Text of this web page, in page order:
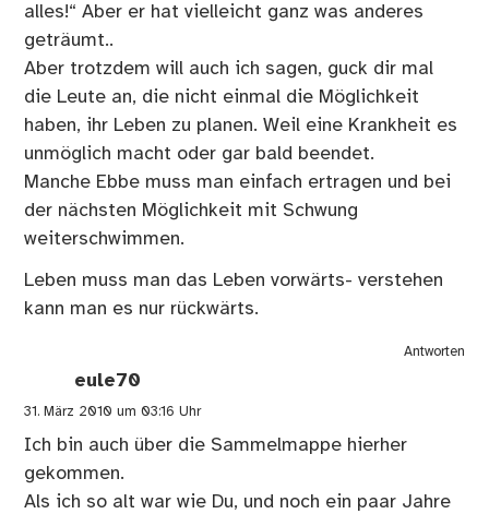
alles!“ Aber er hat vielleicht ganz was anderes
geträumt..
Aber trotzdem will auch ich sagen, guck dir mal
die Leute an, die nicht einmal die Möglichkeit
haben, ihr Leben zu planen. Weil eine Krankheit es
unmöglich macht oder gar bald beendet.
Manche Ebbe muss man einfach ertragen und bei
der nächsten Möglichkeit mit Schwung
weiterschwimmen.
Leben muss man das Leben vorwärts- verstehen
kann man es nur rückwärts.
Antworten
eule70
31. März 2010 um 03:16 Uhr
Ich bin auch über die Sammelmappe hierher
gekommen.
Als ich so alt war wie Du, und noch ein paar Jahre